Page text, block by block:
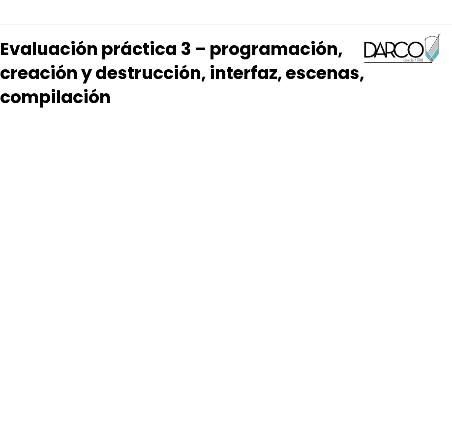
Evaluación práctica 3 – programación,
creación y destrucción, interfaz, escenas,
compilación